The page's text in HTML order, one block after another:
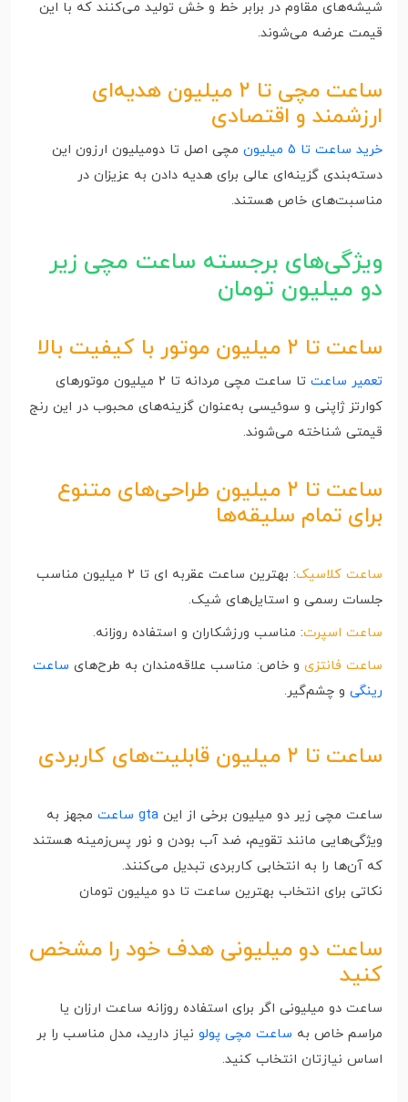
شیشه‌های مقاوم در برابر خط و خش تولید می‌کنند که با این
قیمت عرضه می‌شوند.
ساعت مچی تا ۲ میلیون هدیه‌ای
ارزشمند و اقتصادی
خرید ساعت تا 5 میلیون
مچی اصل تا دومیلیون ارزون این
دسته‌بندی گزینه‌ای عالی برای هدیه دادن به عزیزان در
مناسبت‌های خاص هستند.
ویژگی‌های برجسته ساعت‌ مچی زیر
دو میلیون تومان
ساعت تا ۲ میلیون موتور با کیفیت بالا
تعمیر ساعت
تا ساعت مچی مردانه تا ۲ میلیون موتورهای
کوارتز ژاپنی و سوئیسی به‌عنوان گزینه‌های محبوب در این رنج
قیمتی شناخته می‌شوند.
ساعت تا ۲ میلیون طراحی‌های متنوع
برای تمام سلیقه‌ها
ساعت کلاسیک
: بهترین ساعت عقربه ای تا ۲ میلیون مناسب
جلسات رسمی و استایل‌های شیک.
ساعت اسپرت: مناسب ورزشکاران و استفاده روزانه.
ساعت فانتزی و خاص: مناسب علاقه‌مندان به طرح‌های ساعت
رینگی و چشم‌گیر.
ساعت تا ۲ میلیون قابلیت‌های کاربردی
ساعت مچی زیر دو میلیون برخی از این gta ساعت
مجهز به
ویژگی‌هایی مانند تقویم، ضد آب بودن و نور پس‌زمینه هستند
که آن‌ها را به انتخابی کاربردی تبدیل می‌کنند.
نکاتی برای انتخاب بهترین ساعت تا دو میلیون تومان
ساعت دو میلیونی هدف خود را مشخص
کنید
ساعت دو میلیونی اگر برای استفاده روزانه ساعت ارزان یا
مراسم خاص به ساعت مچی پولو نیاز دارید، مدل مناسب را بر
اساس نیازتان انتخاب کنید.